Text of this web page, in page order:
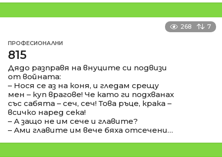
268 7
ПРОФЕСИОНАЛНИ
815
Дядо разправя на внуците си подвизи
от войната:
– Нося се аз на коня, и гледам срещу
мен – куп врагове! Че като ги подхванах
със сабята – сеч, сеч! Това ръце, крака –
всичко наред сека!
– А защо не им сече и главите?
– Ами главите им вече бяха отсечени…